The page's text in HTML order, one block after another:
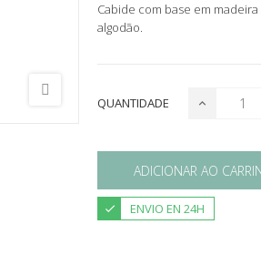
Cabide com base em
algodão.
QUANTIDADE
ADICIONAR AO
ENVIO EN 24H